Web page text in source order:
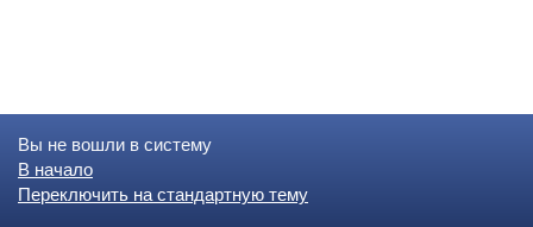
Вы не вошли в систему
В начало
Переключить на стандартную тему